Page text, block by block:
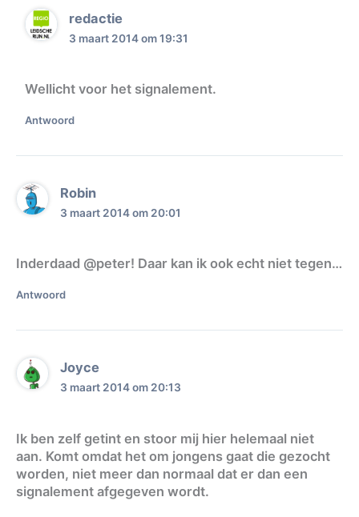
redactie
3 maart 2014 om 19:31
Wellicht voor het signalement.
Antwoord
Robin
3 maart 2014 om 20:01
Inderdaad @peter! Daar kan ik ook echt niet tegen…
Antwoord
Joyce
3 maart 2014 om 20:13
Ik ben zelf getint en stoor mij hier helemaal niet
aan. Komt omdat het om jongens gaat die gezocht
worden, niet meer dan normaal dat er dan een
signalement afgegeven wordt.